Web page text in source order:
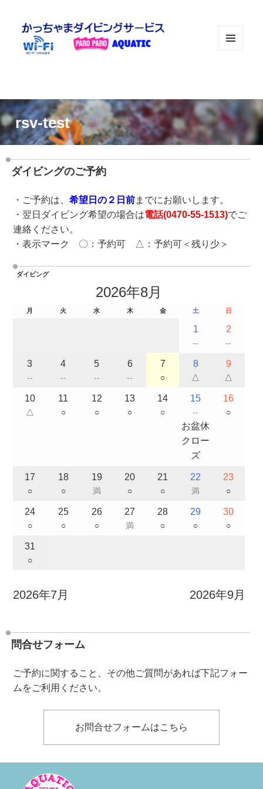
rsv-test
ダイビングのご予約
・ご予約は、希望日の２日前までにお願いします。
・翌日ダイビング希望の場合は電話(0470-55-1513)でご
連絡ください。
・表示マーク 〇：予約可 △：予約可＜残り少＞
ダイビング
2026年8月
月 火 水 木 金 土 日
1
--
2
--
3
--
4
--
5
--
6
--
7
○
8
△
9
△
10
△
11
○
12
○
13
○
14
○
15
--
お盆休
クロー
ズ
16
○
17
○
18
○
19
満
20
○
21
○
22
満
23
○
24
○
25
○
26
○
27
満
28
○
29
○
30
○
31
○
2026年7月 2026年9月
問合せフォーム
ご予約に関すること、その他ご質問があれば下記フォー
ムをご利用ください。
お問合せフォームはこちら